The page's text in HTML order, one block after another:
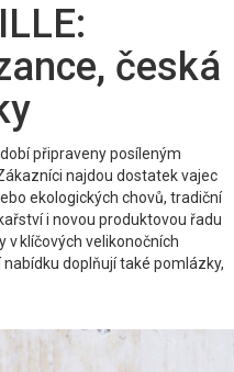
česká
připraveny posíleným
najdou dostatek vajec
ekologických chovů, tradiční
i novou produktovou řadu
v klíčových velikonočních
doplňují také pomlázky,